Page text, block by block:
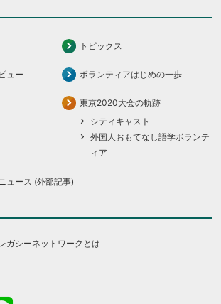
トピックス
ュー ボランティアはじめの一歩
東京2020大会の軌跡
シティキャスト
外国人おもてなし語学ボランテ
ィア
ュース (外部記事)
ガシーネットワークとは